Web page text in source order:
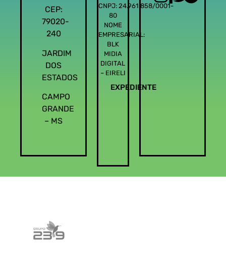
CEP:
79020-
240
JARDIM
DOS
ESTADOS
CAMPO
GRANDE
– MS
CNPJ: 24.961.858/0001-
80
NOME
EMPRESARIAL:
BLK
MIDIA
DIGITAL
– EIRELI
EXPEDIENTE